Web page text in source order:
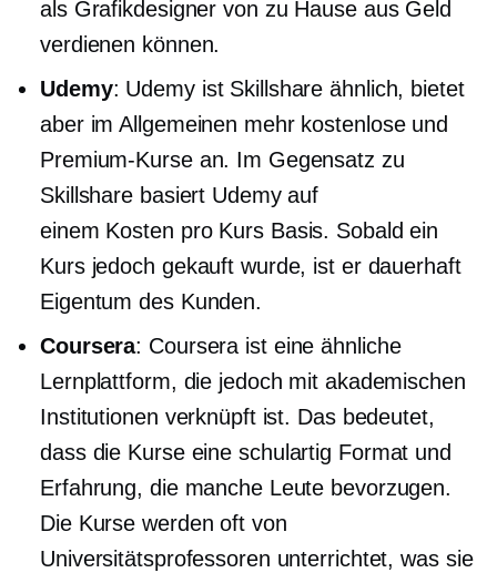
als Grafikdesigner von zu Hause aus Geld
verdienen können.
Udemy: Udemy ist Skillshare ähnlich, bietet
aber im Allgemeinen mehr kostenlose und
Premium-Kurse an. Im Gegensatz zu
Skillshare basiert Udemy auf
einem Kosten pro KursBasis. Sobald ein
Kurs jedoch gekauft wurde, ist er dauerhaft
Eigentum des Kunden.
Coursera: Coursera ist eine ähnliche
Lernplattform, die jedoch mit akademischen
Institutionen verknüpft ist. Das bedeutet,
dass die Kurse eine schulartig Format und
Erfahrung, die manche Leute bevorzugen.
Die Kurse werden oft von
Universitätsprofessoren unterrichtet, was sie